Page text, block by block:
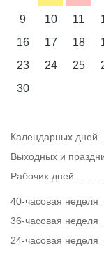
9
10 11
16
17 18
23
24 25
30
Календарных дней
Выходных и
Рабочих дней
40-часовая неделя
36-часовая неделя
24-часовая неделя